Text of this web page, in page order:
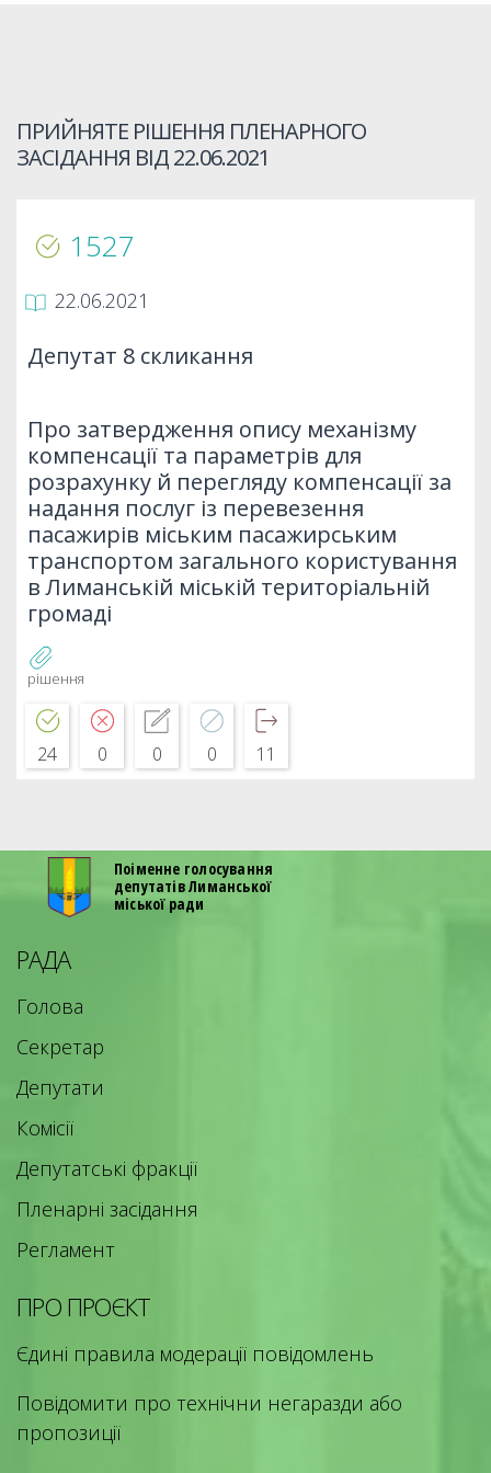
ПРИЙНЯТЕ РІШЕННЯ ПЛЕНАРНОГО
ЗАСІДАННЯ ВІД22.06.2021
1527
22.06.2021
Депутат 8 скликання
Про затвердження опису механізму
компенсації та параметрів для
розрахунку й перегляду компенсації за
надання послуг із перевезення
пасажирів міським пасажирським
транспортом загального користування
в Лиманській міській територіальній
громаді
рішення
24 0 0 0 11
Поіменне голосування
депутатів Лиманської
міської ради
РАДА
Голова
Секретар
Депутати
Комісії
Депутатські фракції
Пленарні засідання
Регламент
ПРО ПРОЄКТ
Єдині правила модерації повідомлень
Повідомити про технічни негаразди або
пропозиції